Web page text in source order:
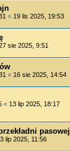
« 19 lis 2025, 19:53
sie 2025, 9:51
« 16 sie 2025, 14:54
« 13 lip 2025, 18:17
pasowej
lip 2025, 11:56